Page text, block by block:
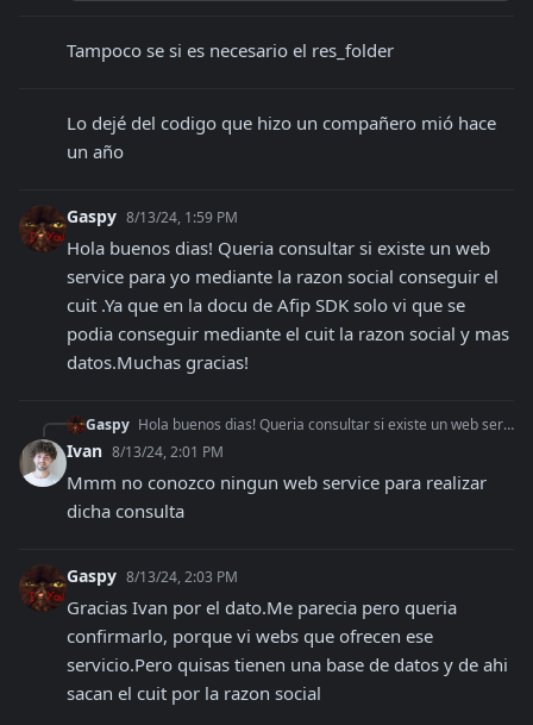
Tampoco se si es necesario el res_folder
Lo dejé del codigo que hizo un compañero mió hace
un año
Gaspy 8/13/24, 1:59 PM
Hola buenos dias! Queria consultar si existe un web
service para yo mediante la razon social conseguir el
cuit .Ya que en la docu de Afip SDK solo vi que se
podia conseguir mediante el cuit la razon social y mas
datos.Muchas gracias!
Gaspy Hola buenos dias! Queria consultar si existe un web service para yo mediante la razon social conseguir el cuit .Ya que en la docu de Afip SDK solo vi que se pod
Ivan 8/13/24, 2:01 PM
Mmm no conozco ningun web service para realizar
dicha consulta
Gaspy 8/13/24, 2:03 PM
Gracias Ivan por el dato.Me parecia pero queria
confirmarlo, porque vi webs que ofrecen ese
servicio.Pero quisas tienen una base de datos y de ahi
sacan el cuit por la razon social